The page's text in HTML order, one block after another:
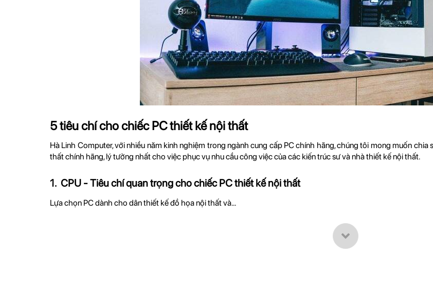
5 tiêu chí cho chiếc PC thiết kế nội thất
Hà Linh Computer, với nhiều năm kinh nghiệm trong ngành cung cấp PC chính hãng, chúng tôi mong muốn
thất chính hãng, lý tưởng nhất cho việc phục vụ nhu cầu công việc của các kiến trúc sư và nhà thiết kế nội thất.
1. CPU - Tiêu chí quan trọng cho chiếc PC thiết kế nội thất
Lựa chọn PC dành cho dân thiết kế đồ họa nội thất và...